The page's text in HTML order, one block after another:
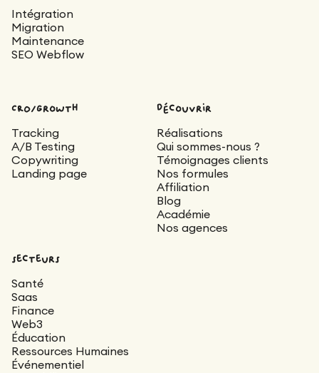
Intégration
Migration
Maintenance
SEO Webflow
CRO/Growth
Tracking
A/B Testing
Copywriting
Landing page
découvrir
Réalisations
Qui sommes-nous ?
Témoignages clients
Nos formules
Affiliation
Blog
Académie
Nos agences
secteurs
Santé
Saas
Finance
Web3
Éducation
Ressources Humaines
Événementiel